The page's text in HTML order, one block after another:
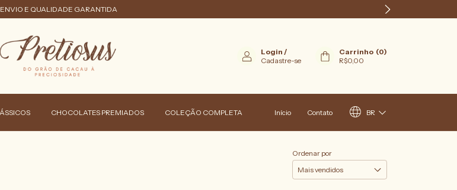
ENVIO E QUALIDADE GARANTIDA
Login /
Cadastre-se
Carrinho (0)
R$0,00
CHOCOLATES PREMIADOS COLEÇÃO COMPLETA Início Contato BR
Ordenar por